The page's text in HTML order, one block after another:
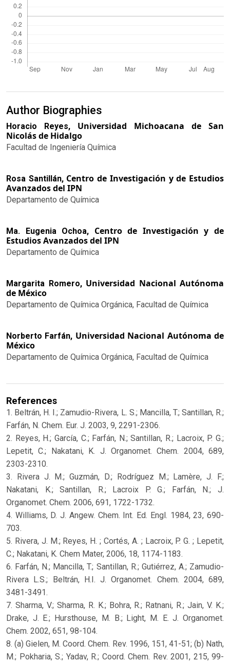
Author Biographies
Horacio Reyes, Universidad Michoacana de San
Nicolás de Hidalgo
Facultad de Ingeniería Química
Rosa Santillán, Centro de Investigación y de Estudios
Avanzados del IPN
Departamento de Química
Ma. Eugenia Ochoa, Centro de Investigación y de
Estudios Avanzados del IPN
Departamento de Química
Margarita Romero, Universidad Nacional Autónoma
de México
Departamento de Química Orgánica, Facultad de Química
Norberto Farfán, Universidad Nacional Autónoma de
México
Departamento de Química Orgánica, Facultad de Química
References
1. Beltrán, H. I.; Zamudio-Rivera, L. S.; Mancilla, T.; Santillan, R.;
Farfán, N. Chem. Eur. J. 2003, 9, 2291-2306.
2. Reyes, H.; García, C.; Farfán, N.; Santillan, R.; Lacroix, P. G.;
Lepetit, C.; Nakatani, K. J. Organomet. Chem. 2004, 689,
2303-2310.
3. Rivera J. M.; Guzmán, D.; Rodríguez M.; Lamère, J. F.;
Nakatani, K.; Santillan, R.; Lacroix P. G.; Farfán, N.; J.
Organomet. Chem. 2006, 691, 1722-1732.
4. Williams, D. J. Angew. Chem. Int. Ed. Engl. 1984, 23, 690-
703.
5. Rivera, J. M.; Reyes, H. ; Cortés, A. ; Lacroix, P. G. ; Lepetit,
C.; Nakatani, K. Chem Mater, 2006, 18, 1174-1183.
6. Farfán, N.; Mancilla, T.; Santillan, R.; Gutiérrez, A.; Zamudio-
Rivera L.S.; Beltrán, H.I. J. Organomet. Chem. 2004, 689,
3481-3491.
7. Sharma, V.; Sharma, R. K.; Bohra, R.; Ratnani, R.; Jain, V. K.;
Drake, J. E.; Hursthouse, M. B.; Light, M. E. J. Organomet.
Chem. 2002, 651, 98-104.
8. (a) Gielen, M. Coord. Chem. Rev. 1996, 151, 41-51; (b) Nath,
M.; Pokharia, S.; Yadav, R.; Coord. Chem. Rev. 2001, 215, 99-